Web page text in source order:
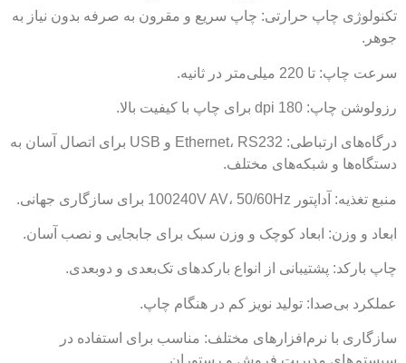
تکنولوژی چاپ حرارتی: چاپ سریع و مقرون به صرفه بدون نیاز به
جوهر.
سرعت چاپ: تا 220 میلی‌متر در ثانیه.
رزولوشن چاپ: 180 dpi برای چاپ با کیفیت بالا.
درگاه‌های ارتباطی: Ethernet، RS232 و USB برای اتصال آسان به
دستگاه‌ها و شبکه‌های مختلف.
منبع تغذیه: آداپتور 100240V AV، 50/60Hz برای سازگاری جهانی.
ابعاد و وزن: ابعاد کوچک و وزن سبک برای جابجایی و نصب آسان.
چاپ بارکد: پشتیبانی از انواع بارکدهای تک‌بعدی و دوبعدی.
عملکرد بی‌صدا: تولید نویز کم در هنگام چاپ.
سازگاری با نرم‌افزارهای مختلف: مناسب برای استفاده در